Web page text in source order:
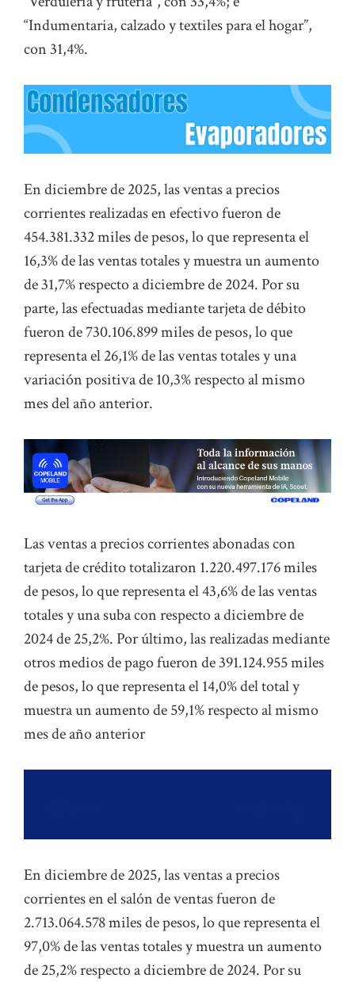
“Indumentaria, calzado y textiles para el hogar”,
con 31,4%.
En diciembre de 2025, las ventas a precios
corrientes realizadas en efectivo fueron de
454.381.332 miles de pesos, lo que representa el
16,3% de las ventas totales y muestra un aumento
de 31,7% respecto a diciembre de 2024. Por su
parte, las efectuadas mediante tarjeta de débito
fueron de 730.106.899 miles de pesos, lo que
representa el 26,1% de las ventas totales y una
variación positiva de 10,3% respecto al mismo
mes del año anterior.
Las ventas a precios corrientes abonadas con
tarjeta de crédito totalizaron 1.220.497.176 miles
de pesos, lo que representa el 43,6% de las ventas
totales y una suba con respecto a diciembre de
2024 de 25,2%. Por último, las realizadas mediante
otros medios de pago fueron de 391.124.955 miles
de pesos, lo que representa el 14,0% del total y
muestra un aumento de 59,1% respecto al mismo
mes de año anterior
En diciembre de 2025, las ventas a precios
corrientes en el salón de ventas fueron de
2.713.064.578 miles de pesos, lo que representa el
97,0% de las ventas totales y muestra un aumento
de 25,2% respecto a diciembre de 2024. Por su